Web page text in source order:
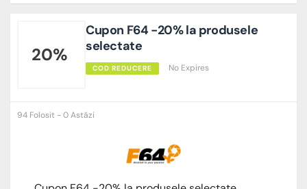
20%
Cupon F64 -20% la produsele
selectate
COD REDUCERE No Expires
94 Folosit - 0 Astăzi